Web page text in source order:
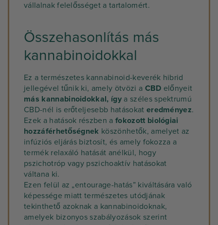
vállalnak felelősséget a tartalomért.
Összehasonlítás más
kannabinoidokkal
Ez a természetes kannabinoid-keverék hibrid
jellegével tűnik ki, amely ötvözi a CBD előnyeit
más kannabinoidokkal, így a széles spektrumú
CBD-nél is erőteljesebb hatásokat eredményez.
Ezek a hatások részben afokozott biológiai
hozzáférhetőségnek köszönhetők, amelyet az
infúziós eljárás biztosít, és amely fokozza a
termék relaxáló hatását anélkül, hogy
pszichotróp vagy pszichoaktív hatásokat
váltana ki.
Ezen felül az „entourage-hatás” kiváltására való
képessége miatt természetes utódjának
tekinthető azoknak a kannabinoidoknak,
amelyek bizonyos szabályozások szerint